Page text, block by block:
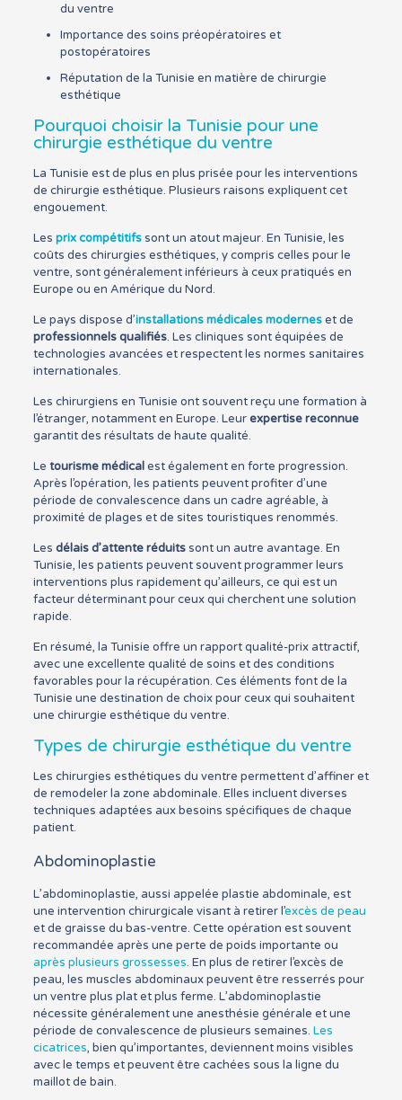
du ventre
Importance des soins préopératoires et
postopératoires
Réputation de la Tunisie en matière de chirurgie
esthétique
Pourquoi choisir la Tunisie pour une
chirurgie esthétique du ventre
La Tunisie est de plus en plus prisée pour les interventions
de chirurgie esthétique. Plusieurs raisons expliquent cet
engouement.
Les prix compétitifssont un atout majeur. En Tunisie, les
coûts des chirurgies esthétiques, y compris celles pour le
ventre, sont généralement inférieurs à ceux pratiqués en
Europe ou en Amérique du Nord.
Le pays dispose d’installations médicales moderneset de
professionnels qualifiés. Les cliniques sont équipées de
technologies avancées et respectent les normes sanitaires
internationales.
Les chirurgiens en Tunisie ont souvent reçu une formation à
l’étranger, notamment en Europe. Leurexpertise reconnue
garantit des résultats de haute qualité.
Le tourisme médicalest également en forte progression.
Après l’opération, les patients peuvent profiter d’une
période de convalescence dans un cadre agréable, à
proximité de plages et de sites touristiques renommés.
Les délais d’attente réduitssont un autre avantage. En
Tunisie, les patients peuvent souvent programmer leurs
interventions plus rapidement qu’ailleurs, ce qui est un
facteur déterminant pour ceux qui cherchent une solution
rapide.
En résumé, la Tunisie offre un rapport qualité-prix attractif,
avec une excellente qualité de soins et des conditions
favorables pour la récupération. Ces éléments font de la
Tunisie une destination de choix pour ceux qui souhaitent
une chirurgie esthétique du ventre.
Types de chirurgie esthétique du ventre
Les chirurgies esthétiques du ventre permettent d’affiner et
de remodeler la zone abdominale. Elles incluent diverses
techniques adaptées aux besoins spécifiques de chaque
patient.
Abdominoplastie
L’abdominoplastie, aussi appelée plastie abdominale, est
une intervention chirurgicale visant à retirer l’excès de peau
et de graisse du bas-ventre. Cette opération est souvent
recommandée après une perte de poids importante ou
après plusieurs grossesses. En plus de retirer l’excès de
peau, les muscles abdominaux peuvent être resserrés pour
un ventre plus plat et plus ferme. L’abdominoplastie
nécessite généralement une anesthésie générale et une
période de convalescence de plusieurs semaines. Les
cicatrices, bien qu’importantes, deviennent moins visibles
avec le temps et peuvent être cachées sous la ligne du
maillot de bain.